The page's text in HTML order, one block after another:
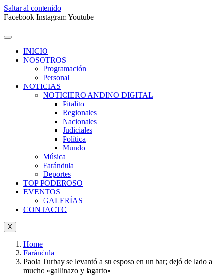
Saltar al contenido
Facebook InstagramYoutube
INICIO
NOSOTROS
Programación
Personal
NOTICIAS
NOTICIERO ANDINO DIGITAL
Pitalito
Regionales
Nacionales
Judiciales
Política
Mundo
Música
Farándula
Deportes
TOP PODEROSO
EVENTOS
GALERÍAS
CONTACTO
X
Home
Farándula
Paola Turbay se levantó a su esposo en un bar; dejó de lado a
mucho «gallinazo y lagarto»